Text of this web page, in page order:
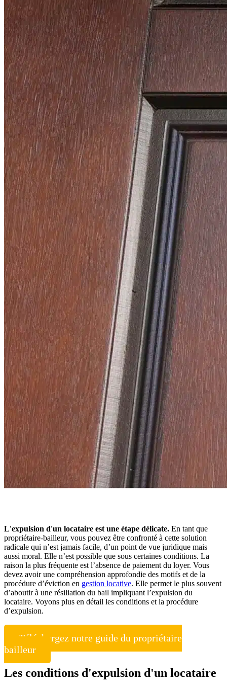
L'expulsion d'un locataire est une étape délicate. En tant que
propriétaire-bailleur, vous pouvez être confronté à cette solution
radicale qui n’est jamais facile, d’un point de vue juridique mais
aussi moral. Elle n’est possible que sous certaines conditions. La
raison la plus fréquente est l’absence de paiement du loyer. Vous
devez avoir une compréhension approfondie des motifs et de la
procédure d’éviction en gestion locative. Elle permet le plus souvent
d’aboutir à une résiliation du bail impliquant l’expulsion du
locataire. Voyons plus en détail les conditions et la procédure
d’expulsion.
Téléchargez notre guide du propriétaire
bailleur
Les conditions d'expulsion d'un locataire